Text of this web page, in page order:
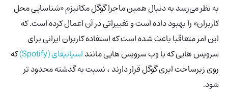
به نظر می‌رسد به دنبال همین ماجرا گوگل مکانیزم «شناسایی محل
کاربران» را بهبود داده است و تغییراتی در آن اعمال کرده است. که
این امر متعاقبا باعث شده است که استفاده کاربران ایرانی برای
سرویس هایی که با وب سرویس هایی ماننداسپاتیفای (Spotify)
که
روی زیرساخت ابری گوگل قرار دارند ، نسبت به گذشته محدود تر
شود.